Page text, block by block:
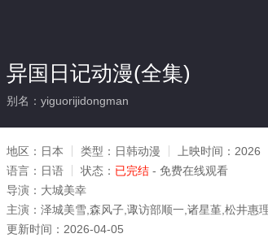
异国日记动漫(全集)
别名：yiguorijidongman
地区： 日本 类型： 日韩动漫 上映时间： 2026
语言： 日语 状态： 已完结 - 免费在线观看
导演： 大城美幸
主演： 泽城美雪,森风子,诹访部顺一,诸星堇,松井惠
更新时间： 2026-04-05